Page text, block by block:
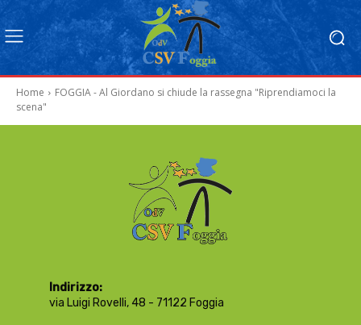
Home
FOGGIA - Al Giordano si chiude la rassegna "Riprendiamoci la
scena"
Indirizzo:
via Luigi Rovelli, 48 - 71122 Foggia